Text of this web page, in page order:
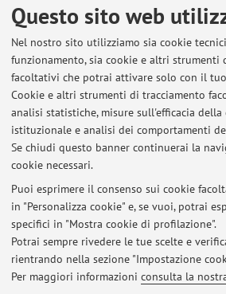
Questo sito web
Nel nostro sito utilizziamo sia cookie
funzionamento, sia cookie e altri strumenti
facoltativi che potrai attivare solo con il
Cookie e altri strumenti di tracciamento
analisi statistiche, misure sull'efficacia della
istituzionale e analisi dei comportamenti
Se chiudi questo banner continuerai la
cookie necessari.
Puoi esprimere il consenso sui cookie
in "Personalizza cookie" e, se vuoi, potrai
specifici in "Mostra cookie di profilazione".
Potrai sempre rivedere le tue scelte e
rientrando nella sezione "Impostazione
Per maggiori informazioni consulta la
Tumori del pancreas e delle vie
Modelli di analisi molecolare nei
progress)
Studio della proliferazione cellulare
gastrointestinale (ricerca conclusa)
Chemioprevenzione del cancro
Helicobacter pylori (ricerca conclusa)
Precancro e cancro GI (ricerca
Ultimi avvisi
Al momento non sono